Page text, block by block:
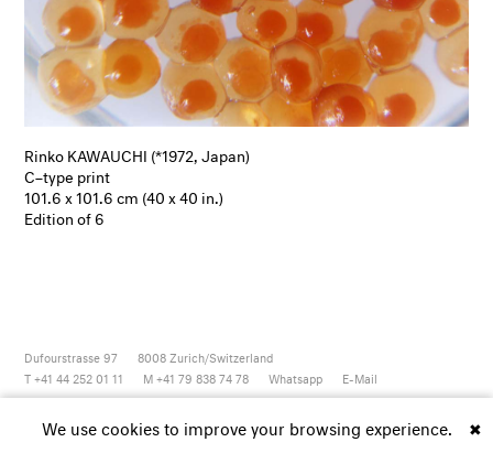
Rinko KAWAUCHI (*1972, Japan)
C–type print
101.6 x 101.6 cm (40 x 40 in.)
Edition of 6
Dufourstrasse 97 8008 Zurich/Switzerland
T +41 44 252 01 11
M +41 79 838 74 78 Whatsapp E-Mail
Newsletter Instagram Vimeo Youtube ✖
We use cookies to improve your browsing experience.